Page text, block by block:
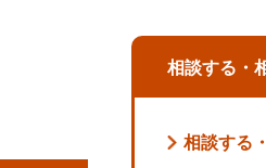
相談する・
相談する